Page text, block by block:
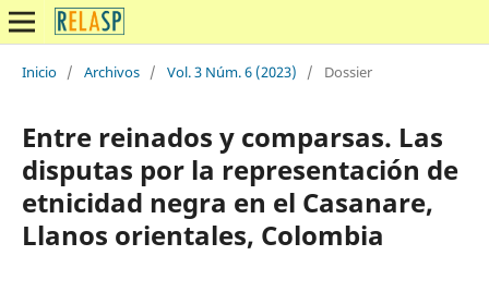
Inicio / Archivos / Vol. 3 Núm. 6 (2023) / Dossier
Entre reinados y comparsas. Las
disputas por la representación de
etnicidad negra en el Casanare,
Llanos orientales, Colombia